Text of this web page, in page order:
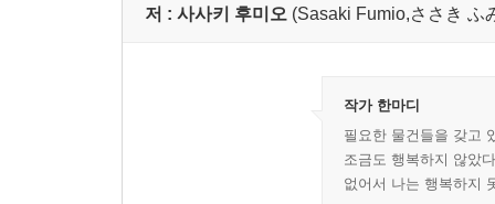
rule 03 잃는 게 아니라 얻는 것이다
rule 04 버리지 못하는 이유를 확실하게 파악하라
rule 05 버릴 수 없는 게 아니라 버리기 싫을 뿐
저 : 사사키 후미오 (Sasaki Fumio,ささき ふ
작가 한마디
필요한 물건들을 갖고
조금도 행복하지 않았
없어서 나는 행복하지